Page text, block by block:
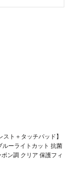
ト＋タッチパッド】
ーライトカット 抗菌
ン調 クリア 保護フィ